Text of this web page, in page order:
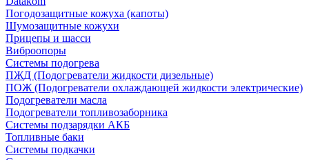
Погодозащитные кожуха (капоты)
Шумозащитные кожухи
Прицепы и шасси
Виброопоры
Системы подогрева
ПЖД (Подогреватели жидкости дизельные)
ПОЖ (Подогреватели охлаждающей жидкости электрические)
Подогреватели масла
Подогреватели топливозаборника
Системы подзарядки АКБ
Топливные баки
Системы подкачки